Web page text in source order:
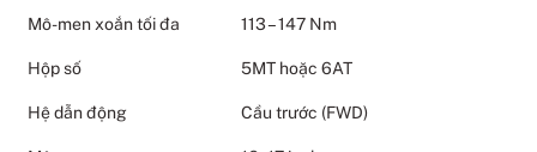
Mô-men xoắn tối đa 113 – 147 Nm
Hộp số 5MT hoặc 6AT
Hệ dẫn động Cầu trước (FWD)